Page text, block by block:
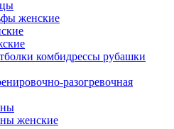
женские
комбидрессы рубашки
разогревочная
женские